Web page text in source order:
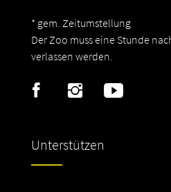
* gem. Zeitumstellung
Der Zoo muss eine Stunde
verlassen werden.
Unterstützen